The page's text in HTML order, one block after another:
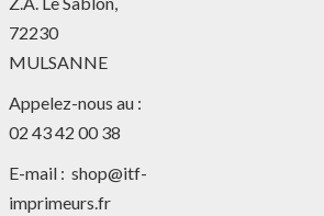
72230
MULSANNE
Appelez-nous au :
02 43 42 00 38
E-mail : shop@itf-
imprimeurs.fr